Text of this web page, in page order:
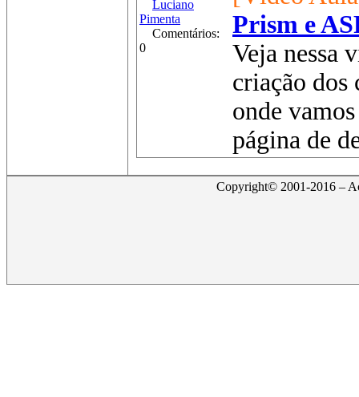
Luciano
Pimenta
Comentários:
0
Prism e
Veja nessa
criação dos
onde
página de
Copyright© 2001-2016 –